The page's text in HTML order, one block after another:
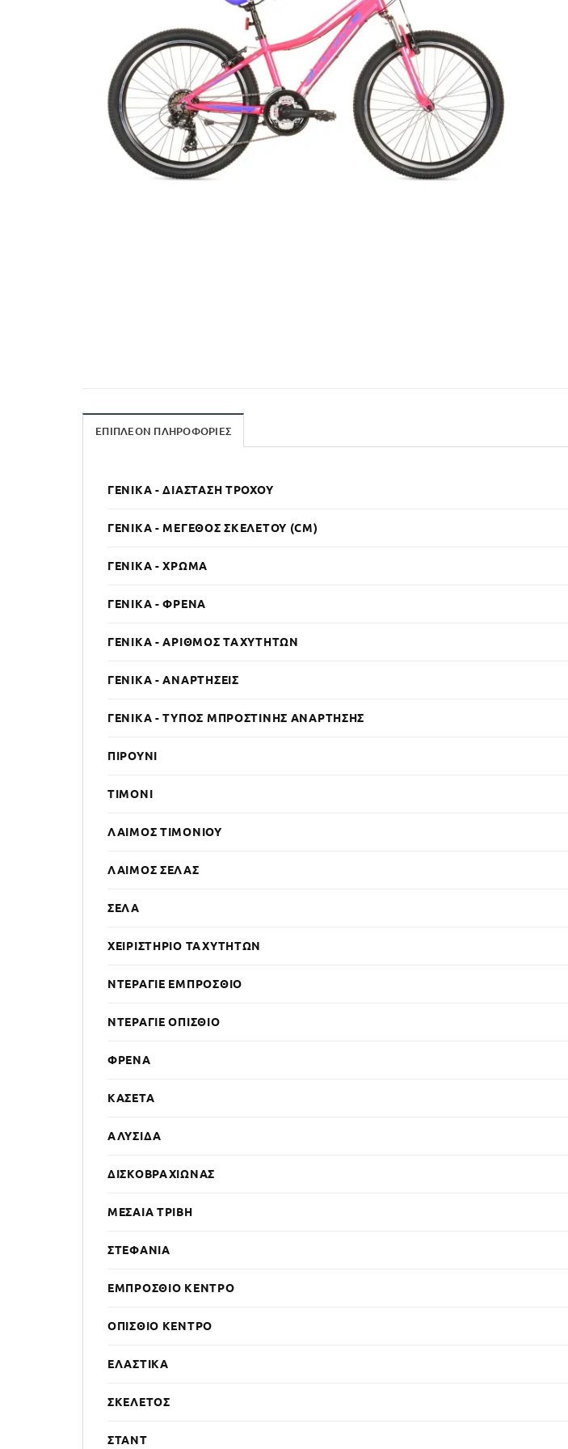
ΕΠΙΠΛΈΟΝ ΠΛΗΡΟΦΟΡΊΕΣ
ΓΕΝΙΚΆ - ΔΙΆΣΤΑΣΗ ΤΡΟΧΟΎ
ΓΕΝΙΚΆ - ΜΈΓΕΘΟΣ ΣΚΕΛΕΤΟΎ (CM)
ΓΕΝΙΚΆ - ΧΡΏΜΑ
ΓΕΝΙΚΆ - ΦΡΈΝΑ
ΓΕΝΙΚΆ - ΑΡΙΘΜΌΣ ΤΑΧΥΤΉΤΩΝ
ΓΕΝΙΚΆ - ΑΝΑΡΤΉΣΕΙΣ
ΓΕΝΙΚΆ - ΤΎΠΟΣ ΜΠΡΟΣΤΙΝΉΣ ΑΝΆΡΤΗΣΗΣ
ΠΙΡΟΎΝΙ
ΤΙΜΌΝΙ
ΛΑΙΜΌΣ ΤΙΜΟΝΙΟΎ
ΛΑΙΜΌΣ ΣΈΛΑΣ
ΣΈΛΑ
ΧΕΙΡΙΣΤΉΡΙΟ ΤΑΧΥΤΉΤΩΝ
ΝΤΕΡΑΓΙΈ ΕΜΠΡΌΣΘΙΟ
ΝΤΕΡΑΓΙΈ ΟΠΊΣΘΙΟ
ΦΡΈΝΑ
ΚΑΣΈΤΑ
ΑΛΥΣΊΔΑ
ΔΙΣΚΟΒΡΑΧΊΩΝΑΣ
ΜΕΣΑΊΑ ΤΡΙΒΉ
ΣΤΕΦΆΝΙΑ
ΕΜΠΡΌΣΘΙΟ ΚΈΝΤΡΟ
ΟΠΊΣΘΙΟ ΚΈΝΤΡΟ
ΕΛΑΣΤΙΚΆ
ΣΚΕΛΕΤΌΣ
ΣΤΑΝΤ